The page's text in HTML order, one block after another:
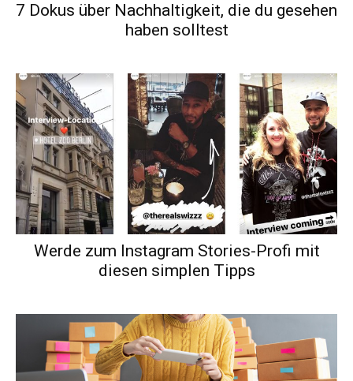
7 Dokus über Nachhaltigkeit, die du gesehen
haben solltest
Werde zum Instagram Stories-Profi mit
diesen simplen Tipps